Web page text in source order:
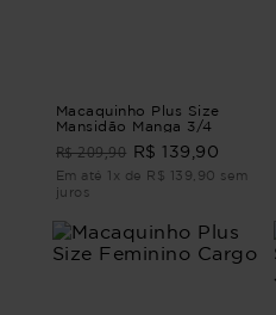
Macaquinho Plus Size
Mansidão Manga 3/4
R$ 209,90 R$ 139,90
Em até 1x de R$ 139,90 sem
juros